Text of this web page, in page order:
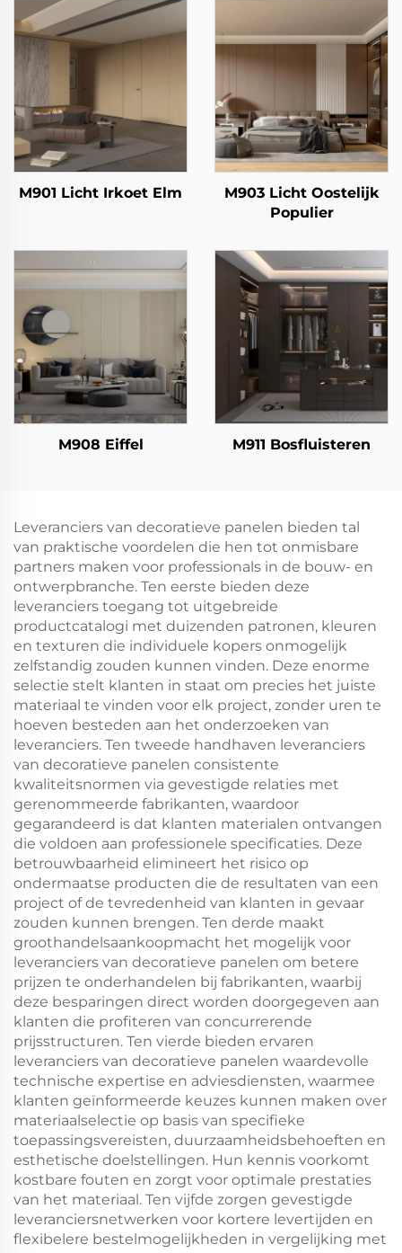
M901 Licht Irkoet Elm
M903 Licht Oostelijk
Populier
M908 Eiffel M911 Bosfluisteren
Leveranciers van decoratieve panelen bieden tal
van praktische voordelen die hen tot onmisbare
partners maken voor professionals in de bouw- en
ontwerpbranche. Ten eerste bieden deze
leveranciers toegang tot uitgebreide
productcatalogi met duizenden patronen, kleuren
en texturen die individuele kopers onmogelijk
zelfstandig zouden kunnen vinden. Deze enorme
selectie stelt klanten in staat om precies het juiste
materiaal te vinden voor elk project, zonder uren te
hoeven besteden aan het onderzoeken van
leveranciers. Ten tweede handhaven leveranciers
van decoratieve panelen consistente
kwaliteitsnormen via gevestigde relaties met
gerenommeerde fabrikanten, waardoor
gegarandeerd is dat klanten materialen ontvangen
die voldoen aan professionele specificaties. Deze
betrouwbaarheid elimineert het risico op
ondermaatse producten die de resultaten van een
project of de tevredenheid van klanten in gevaar
zouden kunnen brengen. Ten derde maakt
groothandelsaankoopmacht het mogelijk voor
leveranciers van decoratieve panelen om betere
prijzen te onderhandelen bij fabrikanten, waarbij
deze besparingen direct worden doorgegeven aan
klanten die profiteren van concurrerende
prijsstructuren. Ten vierde bieden ervaren
leveranciers van decoratieve panelen waardevolle
technische expertise en adviesdiensten, waarmee
klanten geïnformeerde keuzes kunnen maken over
materiaalselectie op basis van specifieke
toepassingsvereisten, duurzaamheidsbehoeften en
esthetische doelstellingen. Hun kennis voorkomt
kostbare fouten en zorgt voor optimale prestaties
van het materiaal. Ten vijfde zorgen gevestigde
leveranciersnetwerken voor kortere levertijden en
flexibelere bestelmogelijkheden in vergelijking met